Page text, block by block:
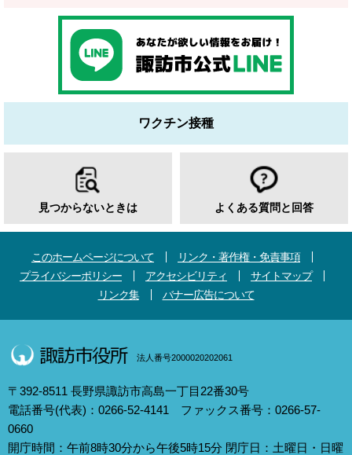
ワクチン接種
見つからないときは よくある質問と回答
このホームページについて
リンク・著作権・免責事項
プライバシーポリシー
アクセシビリティ
サイトマップ
リンク集
バナー広告について
法人番号2000020202061
〒392-8511 長野県諏訪市高島一丁目22番30号
電話番号(代表)：0266-52-4141 ファックス番号：0266-57-
0660
開庁時間：午前8時30分から午後5時15分 閉庁日：土曜日・日曜